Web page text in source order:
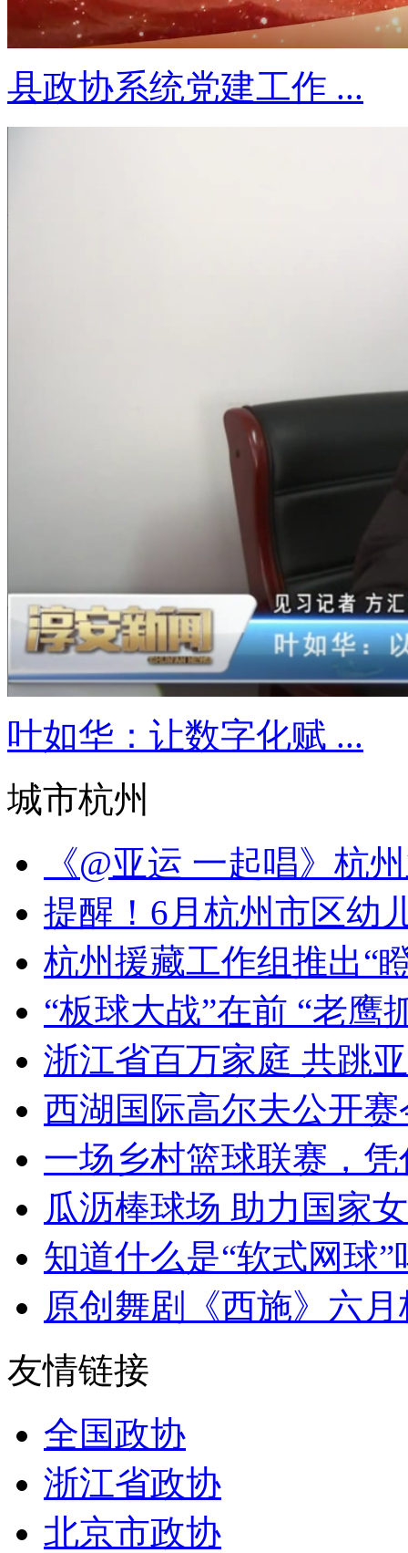
县政协系统党建工作 ...
叶如华：让数字化赋 ...
城市杭州
《@亚运 一起唱》杭
提醒！6月杭州市区幼
杭州援藏工作组推出“
“板球大战”在前 “老鹰
浙江省百万家庭 共跳
西湖国际高尔夫公开
一场乡村篮球联赛，
瓜沥棒球场 助力国家
知道什么是“软式网球”
原创舞剧《西施》六
友情链接
全国政协
浙江省政协
北京市政协